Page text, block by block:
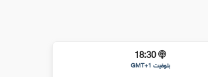
18:30
بتوقيت GMT+1